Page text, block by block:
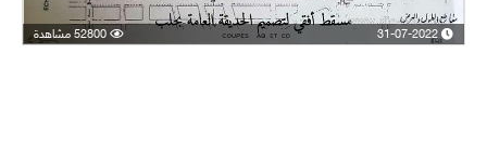
31-07-2022 52800 مشاهدة